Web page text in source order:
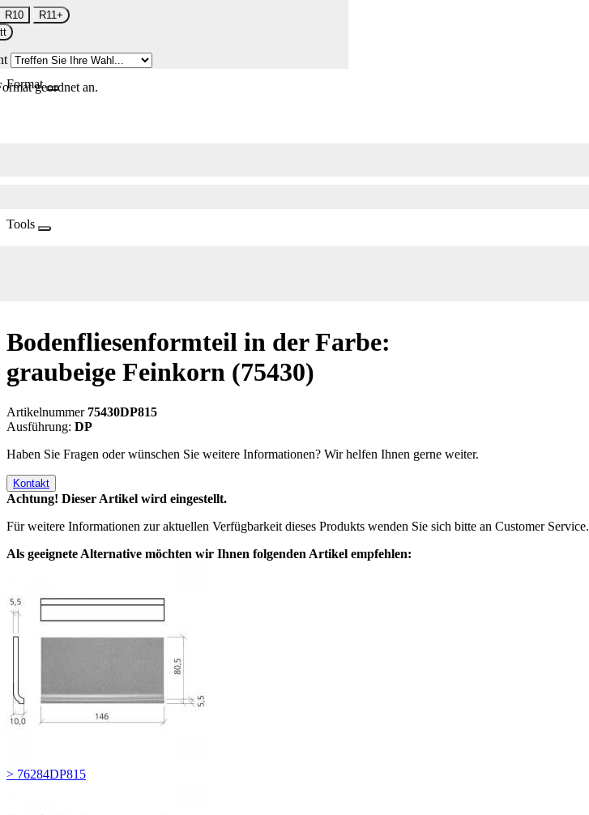
R10
R11+
Formatgeordnet an.
Tools
Bodenfliesenformteil in der Farbe:
graubeige Feinkorn (75430)
Artikelnummer 75430DP815
Ausführung: DP
Haben Sie Fragen oder wünschen Sie weitere Informationen? Wir helfen Ihnen gerne weiter.
Kontakt
Achtung! Dieser Artikel wird eingestellt.
Für weitere Informationen zur aktuellen Verfügbarkeit dieses Produkts wenden Sie sich bitte an Customer Service.
Als geeignete Alternative möchten wir Ihnen folgenden Artikel empfehlen:
> 76284DP815